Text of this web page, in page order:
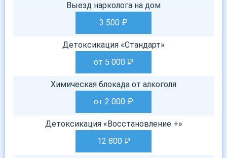
Выезд нарколога на дом
3 500 ₽
Детоксикация «Стандарт»
от 5 000 ₽
Химическая блокада от алкоголя
от 2 000 ₽
Детоксикация «Восстановление +»
12 800₽